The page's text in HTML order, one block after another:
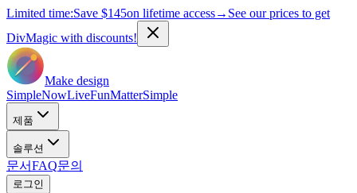
Limited time:Save $145on lifetime access→ See our prices to get
DivMagic with discounts!
Make design
SimpleNowLiveFunMatterSimple
제품
솔루션
문서FAQ문의
로그인